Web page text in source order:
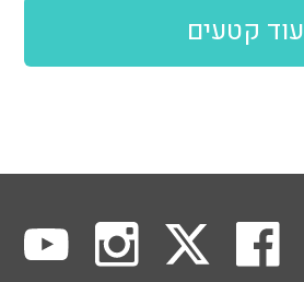
עוד קטעים